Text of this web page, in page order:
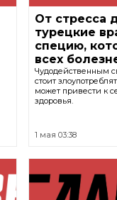
От стресса
турецкие
специю,
всех
Чудодейственным
стоит
может привести к
здоровья.
1 мая 03:38